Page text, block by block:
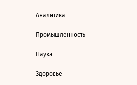
Аналитика
Промышленность
Наука
Здоровье